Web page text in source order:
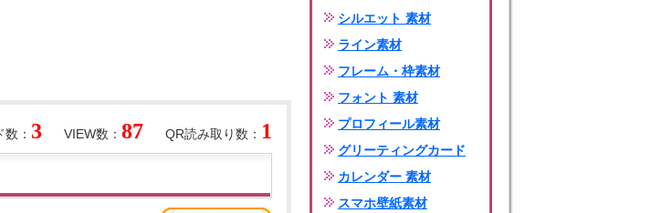
QR読み取り数： 1
VIEW数： 87
： 3
シルエット 素材
ライン素材
フレーム・枠素材
フォント 素材
プロフィール素材
グリーティングカード
カレンダー 素材
スマホ壁紙素材